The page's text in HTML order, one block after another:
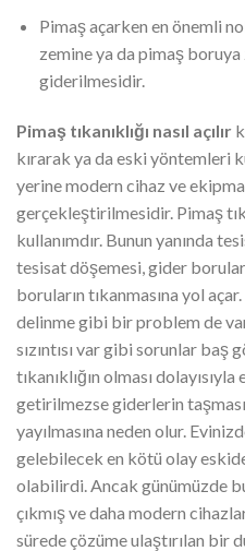
Pimaş açarken en önemli
zemine ya da pimaş boruya
giderilmesidir.
Pimaş tıkanıklığı nasıl açılır
kırarak ya da eski yöntemleri
yerine modern cihaz ve
gerçekleştirilmesidir. Pimaş
kullanımdır. Bunun yanında
tesisat döşemesi, gider
boruların tıkanmasına yol
delinme gibi bir problem de
sızıntısı var gibi sorunlar
tıkanıklığın olması
getirilmezse giderlerin
yayılmasına neden olur.
gelebilecek en kötü olay
olabilirdi. Ancak günümüzde
çıkmış ve daha modern
sürede çözüme ulaştırılan bir